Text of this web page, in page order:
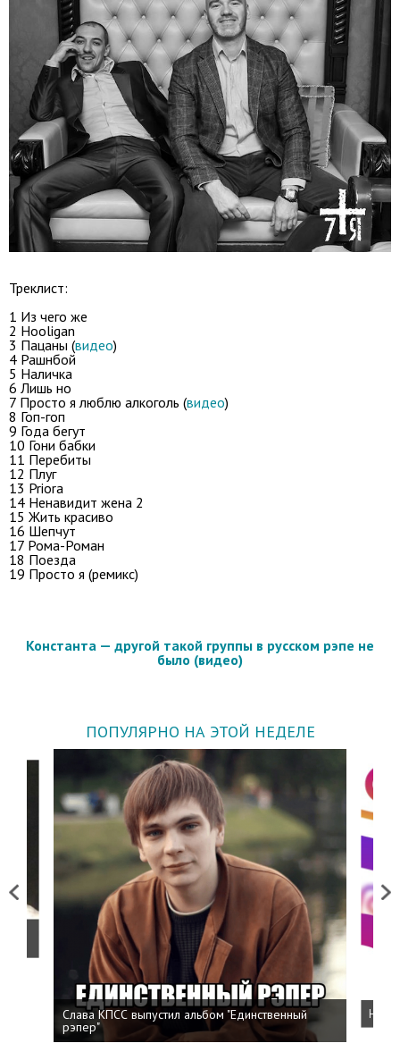
Треклист:
1 Из чего же
2 Hooligan
3 Пацаны (видео)
4 Рашнбой
5 Наличка
6 Лишь но
7 Просто я люблю алкоголь (видео)
8 Гоп-гоп
9 Года бегут
10 Гони бабки
11 Перебиты
12 Плуг
13 Priora
14 Ненавидит жена 2
15 Жить красиво
16 Шепчут
17 Рома-Роман
18 Поезда
19 Просто я (ремикс)
Константа — другой такой группы в русском рэпе не
было (видео)
ПОПУЛЯРНО НА ЭТОЙ НЕДЕЛЕ
Previous
Слава КПСС выпустил альбом "Единственный
рэпер"
Next